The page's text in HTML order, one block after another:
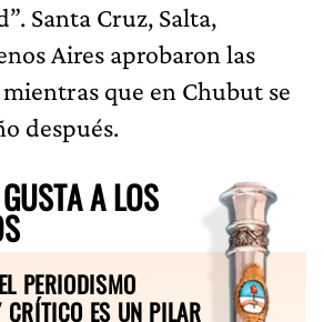
Santa Cruz, Salta,
Aires aprobaron las
que en Chubut se
después.
A LOS
PERIODISMO
CRÍTICO ES UN PILAR